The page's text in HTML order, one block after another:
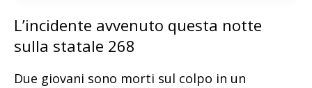
L’incidente avvenuto questa notte
sulla statale 268
Due giovani sono morti sul colpo in un